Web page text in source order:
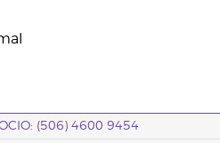
(506) 4600 9454